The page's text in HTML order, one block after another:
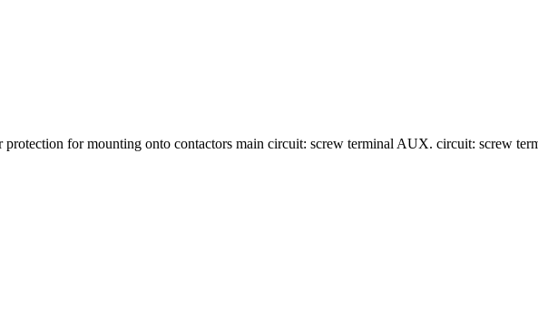
for mounting onto contactors main circuit: screw terminal AUX. circuit: screw